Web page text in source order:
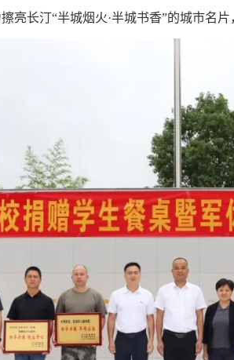
亮长汀“半城烟火·半城书香”的城市名